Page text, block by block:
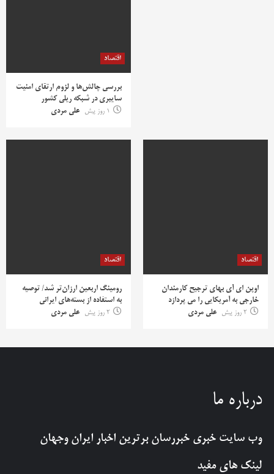
اقتصاد
بررسی چالش‌ها و لزوم ارتقای امنیت
سایبری در شبکه ریلی کشور
1 روز پیش
علی مردی
اقتصاد
اوپن ای آی بهای ترجیح کارمندان
خارجی به آمریکایی را می پردازد
2 روز پیش
علی مردی
اقتصاد
رومینگ اربعین ارزان‌تر شد/ توصیه
به استفاده از بسته‌های ایرانی
2 روز پیش
علی مردی
درباره ما
وب سایت خبری خبررسان برترین اخبار ایران وجهان
لینک های مفید